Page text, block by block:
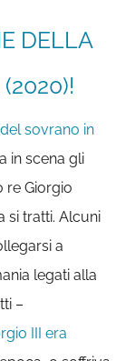
DELLA
sovrano in
in scena gli
re Giorgio
si tratti. Alcuni
a
legati alla
–
III era